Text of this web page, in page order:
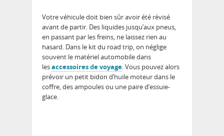
Votre véhicule doit bien sûr avoir été révisé
avant de partir. Des liquides jusqu’aux pneus,
en passant par les freins, ne laissez rien au
hasard. Dans le kit du road trip, on néglige
souvent le matériel automobile dans
lesaccessoires de voyage. Vous pouvez alors
prévoir un petit bidon d’huile moteur dans le
coffre, des ampoules ou une paire d’essuie-
glace.